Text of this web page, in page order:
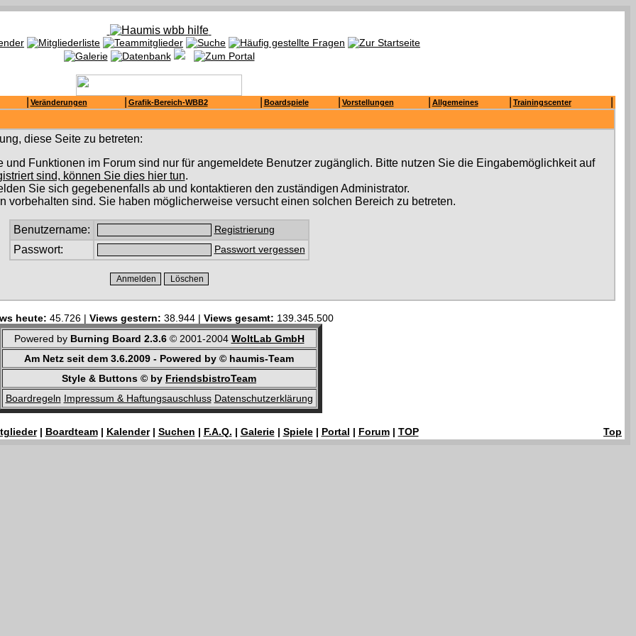
Veränderungen Grafik-Bereich-WBB2 Boardspiele Vorstellungen Allgemeines Trainingscenter
diese Seite zu betreten:
Funktionen im Forum sind nur für angemeldete Benutzer zugänglich. Bitte nutzen Sie die Eingabemöglichkeit auf
sind, können Sie dies hier tun.
Sie sich gegebenenfalls ab und kontaktieren den zuständigen Administrator.
vorbehalten sind. Sie haben möglicherweise versucht einen solchen Bereich zu betreten.
Benutzername: Registrierung
Passwort: Passwort vergessen
heute: 45.726 | Views gestern: 38.944 | Views gesamt: 139.345.500
Powered by Burning Board 2.3.6© 2001-2004 WoltLab GmbH
Am Netz seit dem 3.6.2009 - Powered by © haumis-Team
Style & Buttons © by FriendsbistroTeam
Boardregeln Impressum & Haftungsauschluss Datenschutzerklärung
| Boardteam| Kalender| Suchen | F.A.Q. | Galerie| Spiele| Portal | Forum| TOP Top